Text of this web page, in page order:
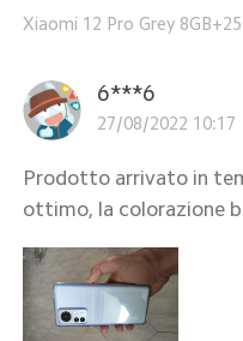
Xiaomi 12 Pro Grey
6***6
27/08/2022 10:17
Prodotto arrivato in
ottimo, la colorazione b